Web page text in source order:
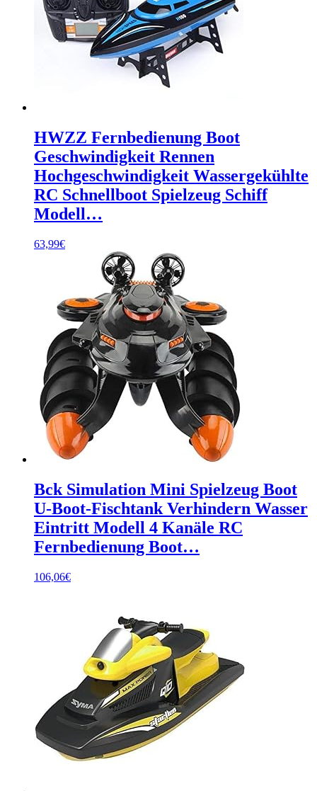
HWZZ Fernbedienung Boot
Geschwindigkeit Rennen
Hochgeschwindigkeit Wassergekühlte
RC Schnellboot Spielzeug Schiff
Modell…
63,99€
Bck Simulation Mini Spielzeug Boot
U-Boot-Fischtank Verhindern Wasser
Eintritt Modell 4 Kanäle RC
Fernbedienung Boot…
106,06€